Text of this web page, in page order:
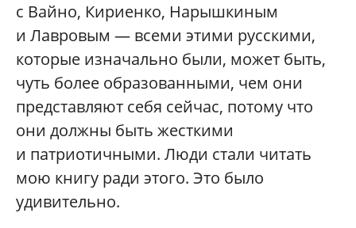
с Вайно, Кириенко, Нарышкиным
и Лавровым — всеми этими русскими,
которые изначально были, может быть,
чуть более образованными, чем они
представляют себя сейчас, потому что
они должны быть жесткими
и патриотичными. Люди стали читать
мою книгу ради этого. Это было
удивительно.